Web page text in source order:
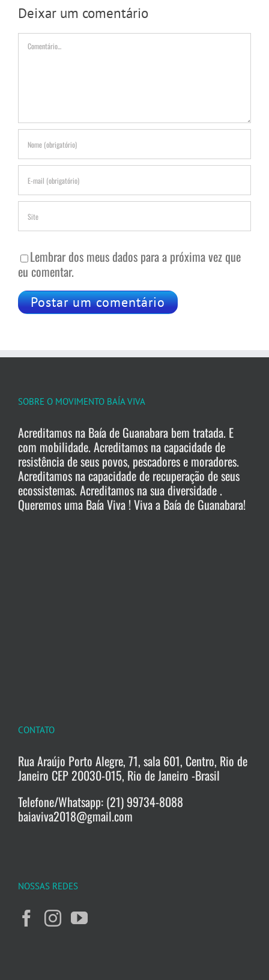
Deixar um comentário
Comentário
Lembrar dos meus dados para a próxima vez que
eu comentar.
SOBRE O MOVIMENTO BAÍA VIVA
Acreditamos na Baía de Guanabara bem tratada. E
com mobilidade. Acreditamos na capacidade de
resistência de seus povos, pescadores e moradores.
Acreditamos na capacidade de recuperação de seus
ecossistemas. Acreditamos na sua diversidade .
Queremos uma Baía Viva ! Viva a Baía de Guanabara!
CONTATO
Rua Araújo Porto Alegre, 71, sala 601, Centro, Rio de
Janeiro CEP 20030-015, Rio de Janeiro -Brasil
Telefone/Whatsapp: (21) 99734-8088
baiaviva2018@gmail.com
NOSSAS REDES